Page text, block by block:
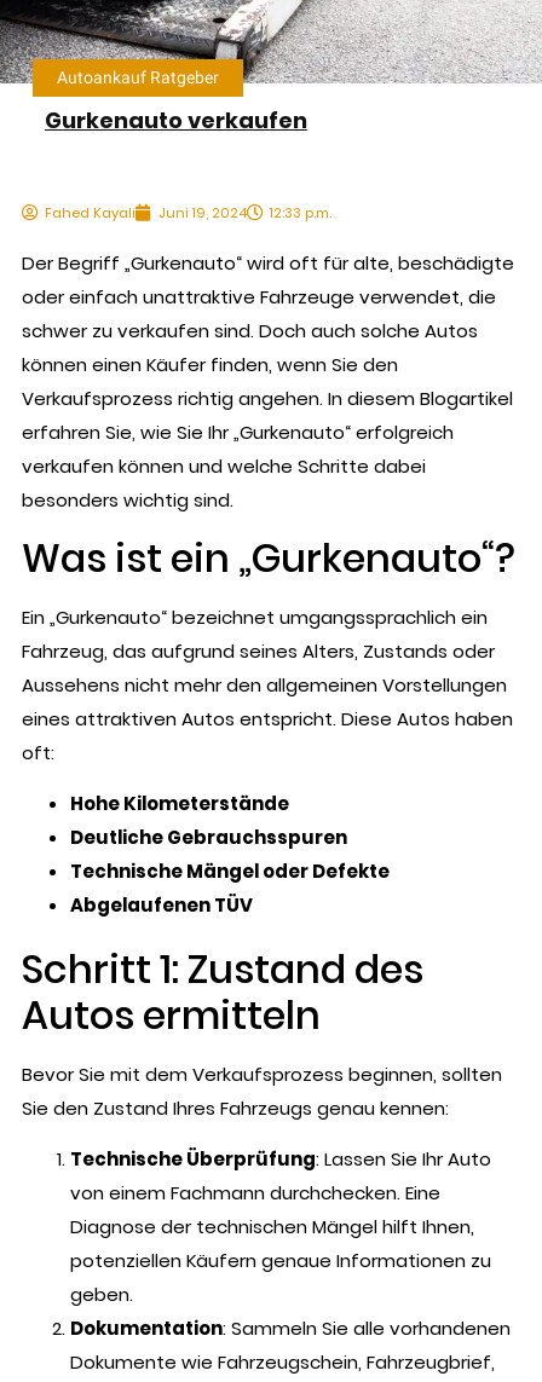
Autoankauf Ratgeber
Gurkenauto verkaufen
Fahed Kayali Juni 19, 2024 12:33 p.m.
Der Begriff „Gurkenauto“ wird oft für alte, beschädigte
oder einfach unattraktive Fahrzeuge verwendet, die
schwer zu verkaufen sind. Doch auch solche Autos
können einen Käufer finden, wenn Sie den
Verkaufsprozess richtig angehen. In diesem Blogartikel
erfahren Sie, wie Sie Ihr „Gurkenauto“ erfolgreich
verkaufen können und welche Schritte dabei
besonders wichtig sind.
Was ist ein „Gurkenauto“?
Ein „Gurkenauto“ bezeichnet umgangssprachlich ein
Fahrzeug, das aufgrund seines Alters, Zustands oder
Aussehens nicht mehr den allgemeinen Vorstellungen
eines attraktiven Autos entspricht. Diese Autos haben
oft:
Hohe Kilometerstände
Deutliche Gebrauchsspuren
Technische Mängel oder Defekte
Abgelaufenen TÜV
Schritt 1: Zustand des
Autos ermitteln
Bevor Sie mit dem Verkaufsprozess beginnen, sollten
Sie den Zustand Ihres Fahrzeugs genau kennen:
Technische Überprüfung: Lassen Sie Ihr Auto
von einem Fachmann durchchecken. Eine
Diagnose der technischen Mängel hilft Ihnen,
potenziellen Käufern genaue Informationen zu
geben.
Dokumentation: Sammeln Sie alle vorhandenen
Dokumente wie Fahrzeugschein, Fahrzeugbrief,